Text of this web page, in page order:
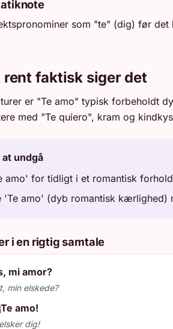
som "te" (dig) før
faktisk siger det
er "Te amo" typisk forbeholdt
med "Te quiero", kram og
undgå
amo' for tidligt i et romantisk
'Te amo' (dyb romantisk
i en rigtig samtale
mi amor?
min elskede?
amo!
dig!